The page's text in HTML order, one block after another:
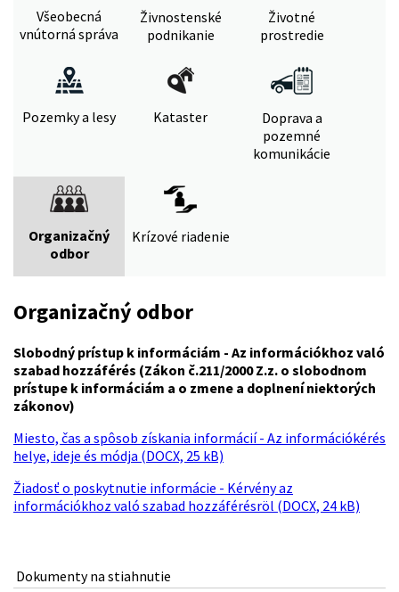
Všeobecná
vnútorná správa
Živnostenské
podnikanie
Životné
prostredie
Pozemky a lesy Kataster
Doprava a
pozemné
komunikácie
Organizačný
odbor
Krízové riadenie
Organizačný odbor
Slobodný prístup k informáciám - Az információkhoz való
szabad hozzáférés (Zákon č.211/2000 Z.z. o slobodnom
prístupe k informáciám a o zmene a doplnení niektorých
zákonov)
Miesto, čas a spôsob získania informácií - Az információkérés
helye, ideje és módja (DOCX, 25 kB)
Žiadosť o poskytnutie informácie - Kérvény az
információkhoz való szabad hozzáférésröl (DOCX, 24 kB)
Dokumenty na stiahnutie